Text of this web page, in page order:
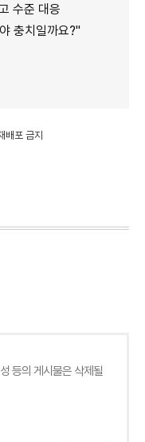
수준 대응
충치일까요?"
배포 금지